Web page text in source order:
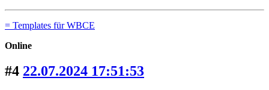
= Templates für WBCE
Online
#4 22.07.2024 17:51:53